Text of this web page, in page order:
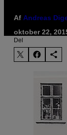
Af Andreas
oktober 22,
Del